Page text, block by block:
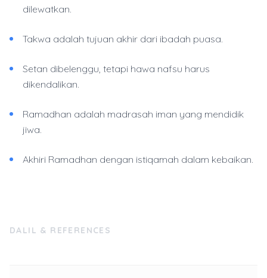
dilewatkan.
Takwa adalah tujuan akhir dari ibadah puasa.
Setan dibelenggu, tetapi hawa nafsu harus
dikendalikan.
Ramadhan adalah madrasah iman yang mendidik
jiwa.
Akhiri Ramadhan dengan istiqamah dalam kebaikan.
DALIL & REFERENCES